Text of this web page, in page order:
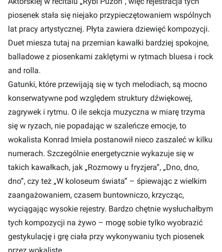
piosenek stała się niejako przypieczętowaniem wspólnych
lat pracy artystycznej. Płyta zawiera dziewięć kompozycji.
Duet miesza tutaj na przemian kawałki bardziej spokojne,
balladowe z piosenkami zaklętymi w rytmach bluesa i rock
and rolla.
Gatunki, które przewijają się w tych melodiach, są mocno
konserwatywne pod względem struktury dźwiękowej,
zagrywek i rytmu. O ile sekcja muzyczna w miarę trzyma
się w ryzach, nie popadając w szaleńcze emocje, to
wokalista Konrad Imiela postanowił nieco zaszaleć w kilku
numerach. Szczególnie energetycznie wykazuje się w
takich kawałkach, jak „Rozmowy u fryzjera”, „Dno, dno,
dno”, czy też „W koloseum świata” – śpiewając z wielkim
zaangażowaniem, czasem buntowniczo, krzycząc,
wyciągając wysokie rejestry. Bardzo chętnie wysłuchałbym
tych kompozycji na żywo – mogę sobie tylko wyobrazić
gestykulację i grę ciała przy wykonywaniu tych piosenek